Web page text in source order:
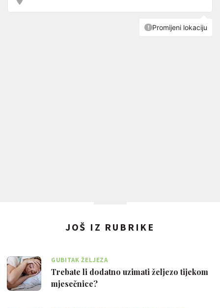
JOŠ IZ RUBRIKE
GUBITAK ŽELJEZA
Trebate li dodatno uzimati željezo tijekom
mjesečnice?